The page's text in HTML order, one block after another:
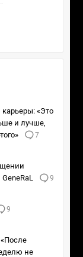
«Это
и лучше,
7
GeneRaL
9
9
«После
не